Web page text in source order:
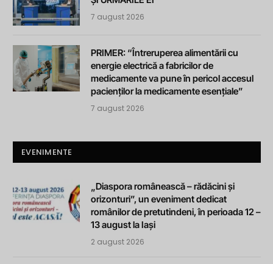
7 august 2026
PRIMER: “Întreruperea alimentării cu
energie electrică a fabricilor de
medicamente va pune în pericol accesul
pacienților la medicamente esențiale”
7 august 2026
EVENIMENTE
„Diaspora românească – rădăcini și
orizonturi”, un eveniment dedicat
românilor de pretutindeni, în perioada 12 –
13 august la Iași
2 august 2026